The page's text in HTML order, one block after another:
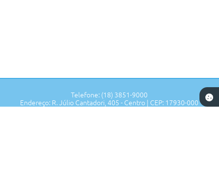
Telefone: (18) 3851-9000
Endereço: R. Júlio Cantadori, 405 - Centro | CEP: 17930-000